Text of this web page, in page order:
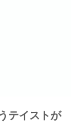
テイストが